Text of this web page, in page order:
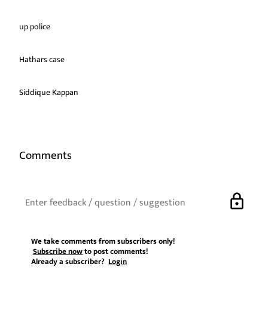
up police
Hathars case
Siddique Kappan
Comments
lock
We take comments from subscribers only!
Subscribe nowto post comments!
Already a subscriber?Login